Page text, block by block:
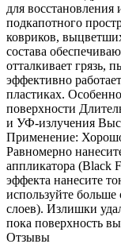
для
подкапотного
ковриков,
состава
отталкивает грязь,
эффективно
пластиках.
поверхности
и УФ-излучения
Применение:
Равномерно
аппликатора (Black
эффекта нанесите
используйте больше
слоев). Излишки
пока поверхность
Отзывы